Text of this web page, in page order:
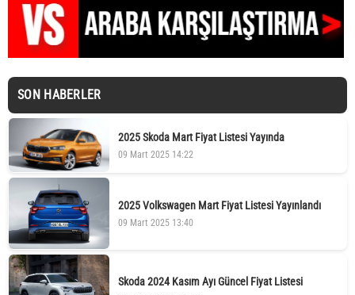
SON HABERLER
2025 Skoda Mart Fiyat Listesi Yayında
09 Mart 2025 14:22
2025 Volkswagen Mart Fiyat Listesi Yayınlandı
09 Mart 2025 13:40
Skoda 2024 Kasım Ayı Güncel Fiyat Listesi